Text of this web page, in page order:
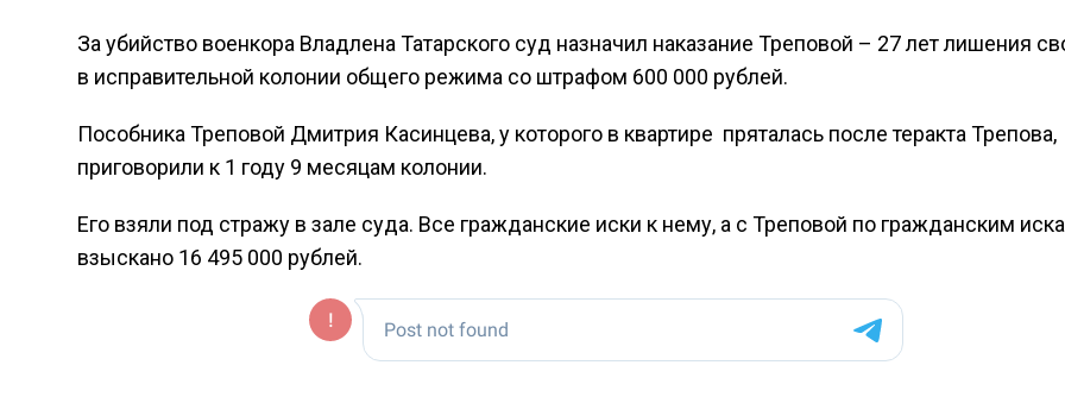
За убийство военкора Владлена Татарского суд назначил наказание Треповой – 27 лет лишения
в исправительной колонии общего режима со штрафом 600 000 рублей.
Пособника Треповой Дмитрия Касинцева, у которого в квартире пряталась после теракта Трепова,
приговорили к 1 году 9 месяцам колонии.
Его взяли под стражу в зале суда. Все гражданские иски к нему, а с Треповой по гражданским
взыскано 16 495 000 рублей.